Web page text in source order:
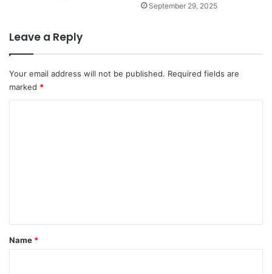
September 29, 2025
Leave a Reply
Your email address will not be published. Required fields are
marked *
*
Name *